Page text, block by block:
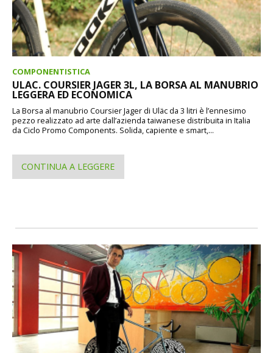
COMPONENTISTICA
ULAC. COURSIER JAGER 3L, LA BORSA AL MANUBRIO
LEGGERA ED ECONOMICA
La Borsa al manubrio Coursier Jager di Uläc da 3 litri è l’ennesimo
pezzo realizzato ad arte dall’azienda taiwanese distribuita in Italia
da Ciclo Promo Components. Solida, capiente e smart,...
CONTINUA A LEGGERE